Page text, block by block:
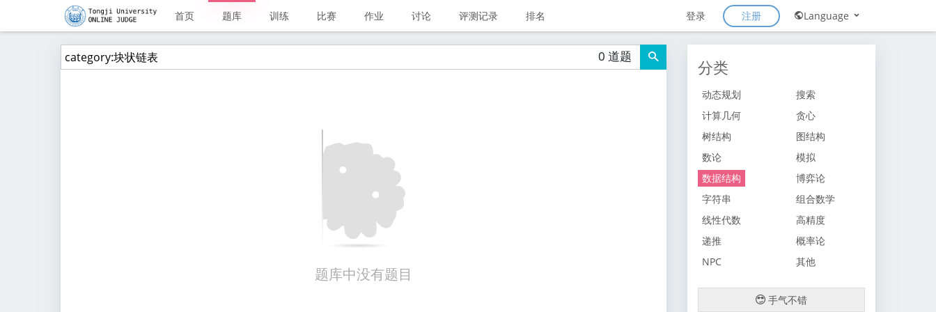
首页 题库 训练 比赛 作业 讨论 评测记录 排名 登录 注册 Language
0 道题
题库中没有题目
分类
动态规划
搜索
计算几何
贪心
树结构
图结构
数论
模拟
数据结构
博弈论
字符串
组合数学
线性代数
高精度
递推
概率论
NPC
其他
手气不错